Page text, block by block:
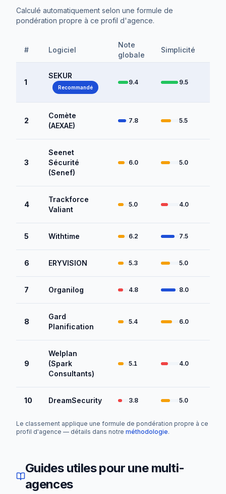
Calculé automatiquement selon une formule de
pondération propre à ce profil d'agence.
# Logiciel
Note
globale
Simplicité
1
SEKUR
Recommandé
9.4 9.5
2
Comète
(AEXAE)
7.8 5.5
3
Seenet
Sécurité
(Senef)
6.0 5.0
4
Trackforce
Valiant
5.0 4.0
5 Withtime 6.2 7.5
6 ERYVISION 5.3 5.0
7 Organilog 4.8 8.0
8
Gard
Planification
5.4 6.0
9
Welplan
(Spark
Consultants)
5.1 4.0
10 DreamSecurity 3.8 5.0
Le classement applique une formule de pondération propre à ce
profil d'agence — détails dans notre méthodologie.
Guides utiles pour une multi-
agences